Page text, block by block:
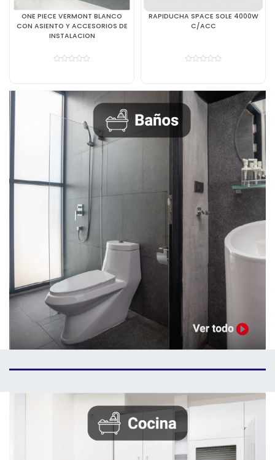
ONE PIECE VERMONT BLANCO
CON ASIENTO Y ACCESORIOS DE
INSTALACION
RAPIDUCHA SPACE SOLE 4000W
C/ACC